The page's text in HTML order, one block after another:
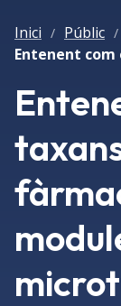
Inici / Públic /